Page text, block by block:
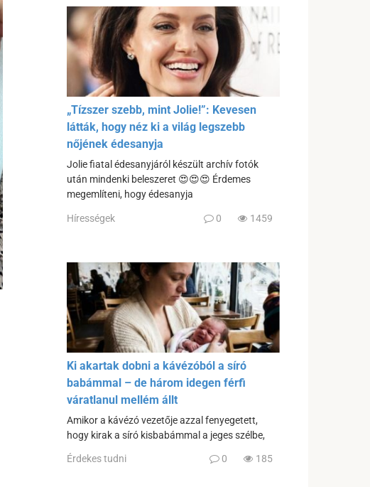
„Tízszer szebb, mint Jolie!”: Kevesen
látták, hogy néz ki a világ legszebb
nőjének édesanyja
Jolie fiatal édesanyjáról készült archív fotók
után mindenki beleszeret 😍😍😍 Érdemes
megemlíteni, hogy édesanyja
Hírességek 0 1459
Ki akartak dobni a kávézóból a síró
babámmal – de három idegen férfi
váratlanul mellém állt
Amikor a kávézó vezetője azzal fenyegetett,
hogy kirak a síró kisbabámmal a jeges szélbe,
Érdekes tudni 0 185